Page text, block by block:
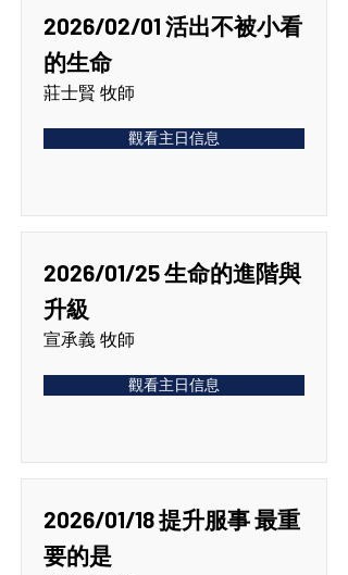
2026/02/01 活出不被小看
的生命
莊士賢 牧師
觀看主日信息
2026/01/25 生命的進階與
升級
宣承義 牧師
觀看主日信息
2026/01/18 提升服事 最重
要的是